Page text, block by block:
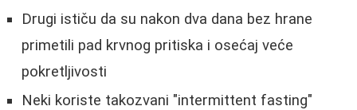
Drugi ističu da su nakon dva dana bez hrane
primetili pad krvnog pritiska i osećaj veće
pokretljivosti
Neki koriste takozvani "intermittent fasting"